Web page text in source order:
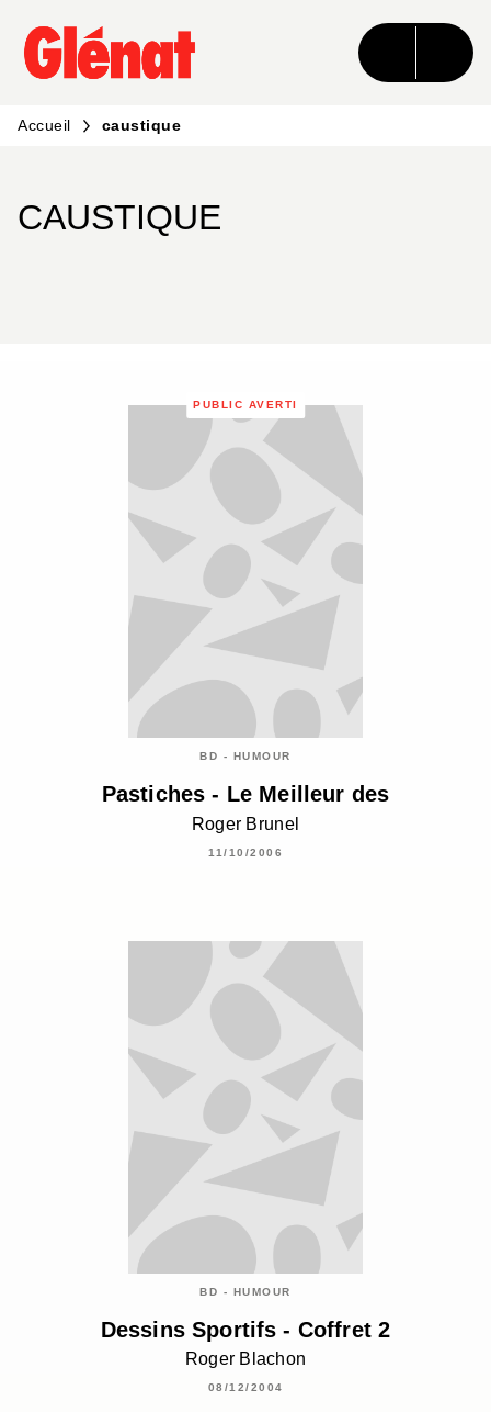
MENU RECHERCHE CONTENU
PIED DE PAGE
Accueil caustique
CAUSTIQUE
PUBLIC AVERTI
BD - HUMOUR
Pastiches - Le Meilleur des
Roger Brunel
11/10/2006
BD - HUMOUR
Dessins Sportifs - Coffret 2
Roger Blachon
08/12/2004